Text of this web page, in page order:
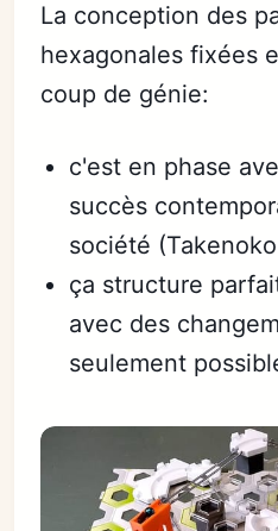
La conception des
hexagonales fixées
coup de génie:
c'est en phase
succès
société
ça structure
avec des
seulement